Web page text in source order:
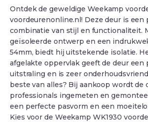
was:
€ 3.772.
is:
€ 3.482.
Ontdek de geweldige Weekamp
voordeurenonline.nl! Deze deur is een
combinatie van stijl en functionaliteit.
geïsoleerde ontwerp en een
54mm, biedt hij uitstekende isolatie.
afgelakte oppervlak geeft de deur een
uitstraling en is zeer
beste van alles? Bij aankoop wordt de
professionals ingemeten en
een perfecte pasvorm en een
Kies voor de Weekamp WK1930